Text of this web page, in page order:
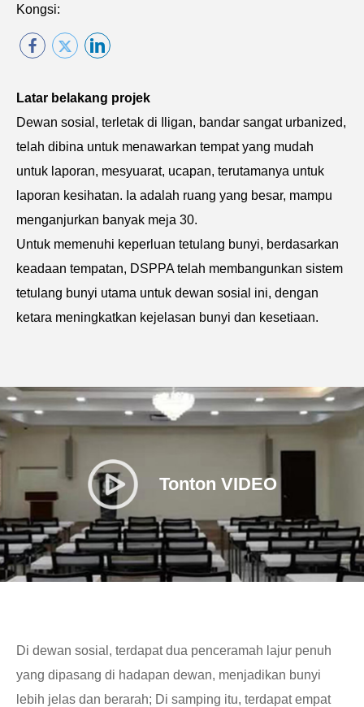
Kongsi:
Latar belakang projek
Dewan sosial, terletak di Iligan, bandar sangat urbanized,
telah dibina untuk menawarkan tempat yang mudah
untuk laporan, mesyuarat, ucapan, terutamanya untuk
laporan kesihatan. Ia adalah ruang yang besar, mampu
menganjurkan banyak meja 30.
Untuk memenuhi keperluan tetulang bunyi, berdasarkan
keadaan tempatan, DSPPA telah membangunkan sistem
tetulang bunyi utama untuk dewan sosial ini, dengan
ketara meningkatkan kejelasan bunyi dan kesetiaan.
Tonton VIDEO
Di dewan sosial, terdapat dua penceramah lajur penuh
yang dipasang di hadapan dewan, menjadikan bunyi
lebih jelas dan berarah; Di samping itu, terdapat empat